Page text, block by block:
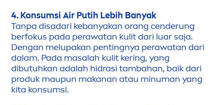
4. Konsumsi Air Putih Lebih Banyak
Tanpa disadari kebanyakan orang cenderung
berfokus pada perawatan kulit dari luar saja.
Dengan melupakan pentingnya perawatan dari
dalam. Pada masalah kulit kering, yang
dibutuhkan adalah hidrasi tambahan, baik dari
produk maupun makanan atau minuman yang
kita konsumsi.